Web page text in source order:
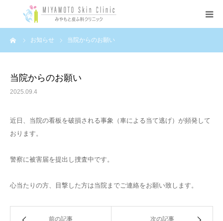
お知らせ 当院からのお願い
当院からのお願い
2025.09.4
近日、当院の看板を破損される事象（車による当て逃げ）が頻発して
おります。
警察に被害届を提出し捜査中です。
心当たりの方、目撃した方は当院までご連絡をお願い致します。
前の記事 次の記事
ホーム
機器紹介
皮膚科